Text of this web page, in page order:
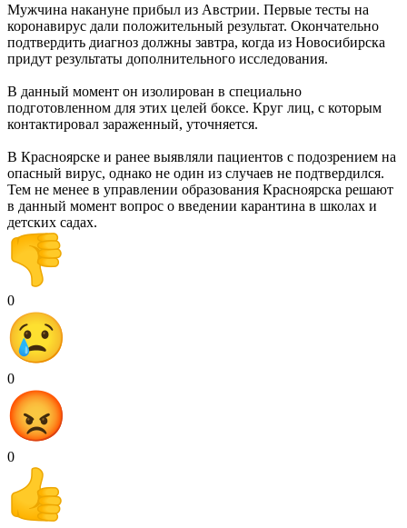
Мужчина накануне прибыл из Австрии. Первые тесты на
коронавирус дали положительный результат. Окончательно
подтвердить диагноз должны завтра, когда из Новосибирска
придут результаты дополнительного исследования.
В данный момент он изолирован в специально
подготовленном для этих целей боксе. Круг лиц, с которым
контактировал зараженный, уточняется.
В Красноярске и ранее выявляли пациентов с подозрением на
опасный вирус, однако не один из случаев не подтвердился.
Тем не менее в управлении образования Красноярска решают
в данный момент вопрос о введении карантина в школах и
детских садах.
0
0
0